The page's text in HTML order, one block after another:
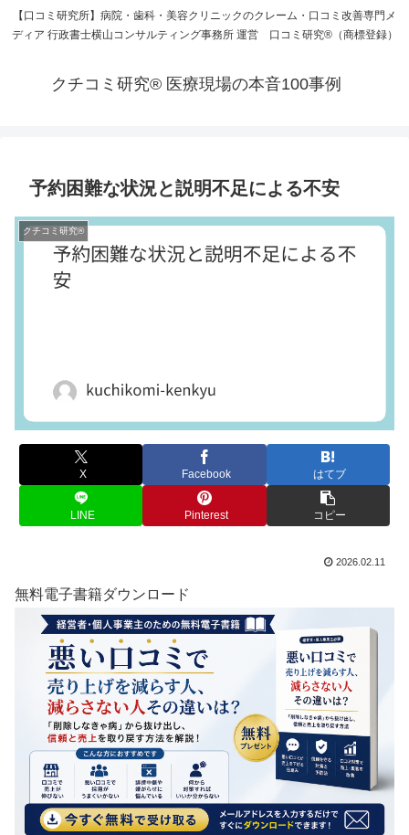
【口コミ研究所】病院・歯科・美容クリニックのクレーム・口コミ改善専門メ
ディア 行政書士横山コンサルティング事務所 運営 口コミ研究®（商標登録）
クチコミ研究® 医療現場の本音100事例
予約困難な状況と説明不足による不安
クチコミ研究®
X Facebook はてブ
LINE Pinterest コピー
2026.02.11
無料電子書籍ダウンロード